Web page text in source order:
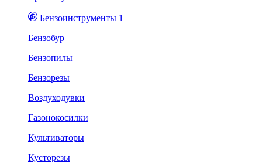
Бензоинструменты 1
Бензобур
Бензопилы
Бензорезы
Воздуходувки
Газонокосилки
Культиваторы
Кусторезы